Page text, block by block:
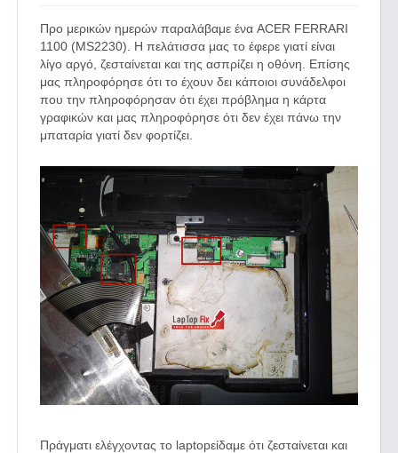
Προ μερικών ημερών παραλάβαμε ένα ACER FERRARI
1100 (MS2230). Η πελάτισσα μας το έφερε γιατί είναι
λίγο αργό, ζεσταίνεται και της ασπρίζει η οθόνη. Επίσης
μας πληροφόρησε ότι το έχουν δει κάποιοι συνάδελφοι
που την πληροφόρησαν ότι έχει πρόβλημα η κάρτα
γραφικών και μας πληροφόρησε ότι δεν έχει πάνω την
μπαταρία γιατί δεν φορτίζει.
Πράγματι ελέγχοντας το laptopείδαμε ότι ζεσταίνεται και